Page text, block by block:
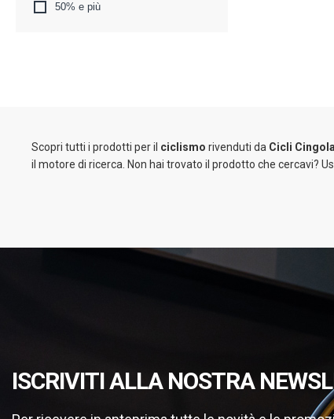
50% e più
Scopri tutti i prodotti per il ciclismo rivenduti da Cicli
il motore di ricerca. Non hai trovato il prodotto che cercavi?
ISCRIVITI ALLA NOSTRA